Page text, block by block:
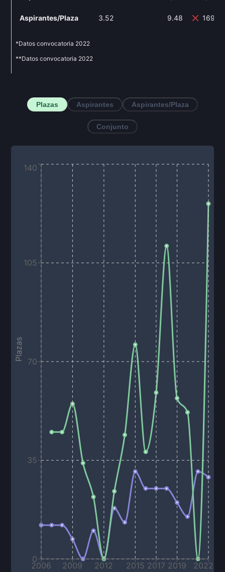
Aspirantes/Plaza 3.52 9.48
*Datos convocatoria 2022
**Datos convocatoria 2022
Plazas Aspirantes Aspirantes/Plaza
Conjunto
2006 2009 2012 2015 2017 2019 2022
0
35
70
105
140
Plazas